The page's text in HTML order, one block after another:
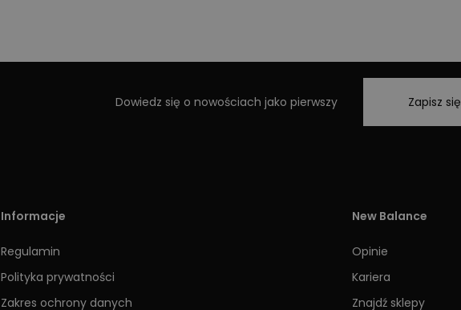
Dowiedz się o nowościach jako pierwszy Zapisz się
Informacje
Regulamin
Polityka prywatności
Zakres ochrony danych
New Balance
Opinie
Kariera
Znajdź sklepy